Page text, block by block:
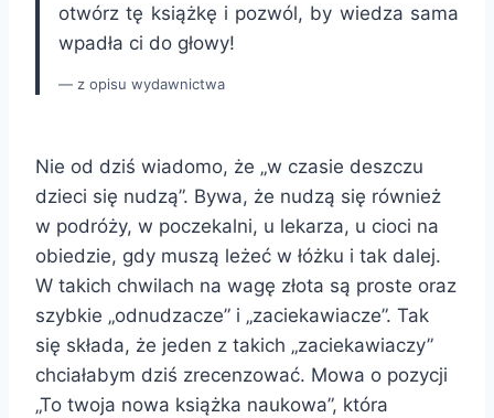
otwórz tę książkę i pozwól, by wiedza sama
wpadła ci do głowy!
z opisu wydawnictwa
Nie od dziś wiadomo, że „w czasie deszczu
dzieci się nudzą”. Bywa, że nudzą się również
w podróży, w poczekalni, u lekarza, u cioci na
obiedzie, gdy muszą leżeć w łóżku i tak dalej.
W takich chwilach na wagę złota są proste oraz
szybkie „odnudzacze” i „zaciekawiacze”. Tak
się składa, że jeden z takich „zaciekawiaczy”
chciałabym dziś zrecenzować. Mowa o pozycji
„To twoja nowa książka naukowa”, która